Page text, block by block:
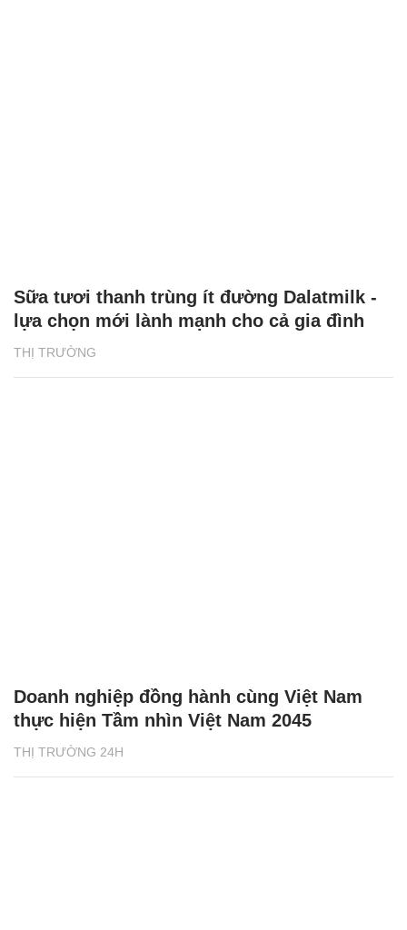
THỊ TRƯỜNG
Sữa tươi thanh trùng ít đường Dalatmilk -
lựa chọn mới lành mạnh cho cả gia đình
THỊ TRƯỜNG 24H
Doanh nghiệp đồng hành cùng Việt Nam
thực hiện Tầm nhìn Việt Nam 2045